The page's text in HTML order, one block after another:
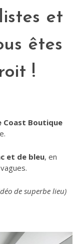
et
êtes
!
Coast Boutique
et de bleu, en
de superbe lieu)